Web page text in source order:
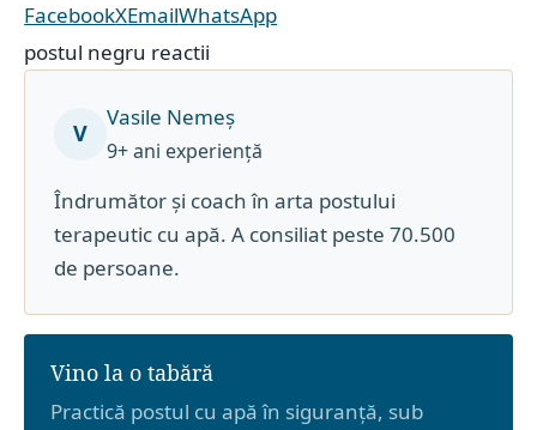
FacebookXEmailWhatsApp
postul negru reactii
V
Vasile Nemeș
9+ ani experiență
Îndrumător și coach în arta postului
terapeutic cu apă. A consiliat peste 70.500
de persoane.
Vino la o tabără
Practică postul cu apă în siguranță, sub